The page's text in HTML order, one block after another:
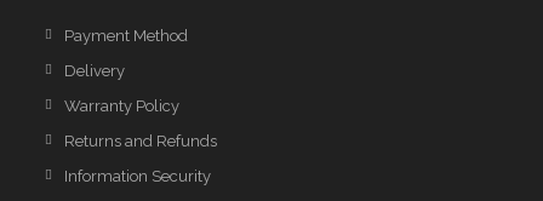
Payment Method
Delivery
Warranty Policy
Returns and Refunds
Information Security